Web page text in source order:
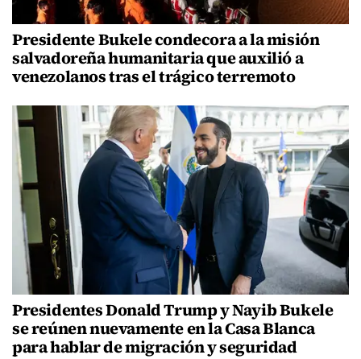
Presidente Bukele condecora a la misión
salvadoreña humanitaria que auxilió a
venezolanos tras el trágico terremoto
Presidentes Donald Trump y Nayib Bukele
se reúnen nuevamente en la Casa Blanca
para hablar de migración y seguridad